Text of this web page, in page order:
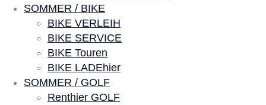
SOMMER / BIKE
BIKE VERLEIH
BIKE SERVICE
BIKE Touren
BIKE LADEhier
SOMMER / GOLF
Renthier GOLF